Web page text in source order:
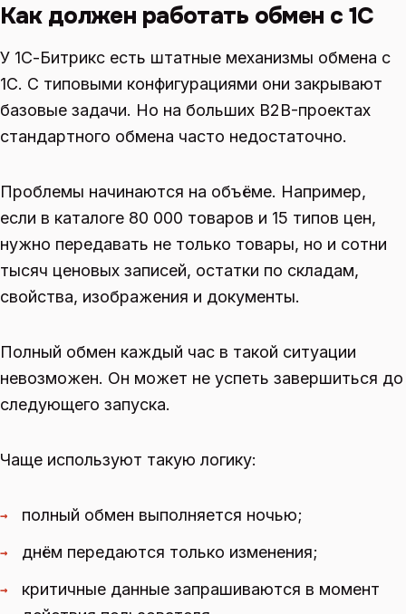
Как должен работать обмен с 1С
У 1С-Битрикс есть штатные механизмы обмена с
1С. С типовыми конфигурациями они закрывают
базовые задачи. Но на больших B2B-проектах
стандартного обмена часто недостаточно.
Проблемы начинаются на объёме. Например,
если в каталоге 80 000 товаров и 15 типов цен,
нужно передавать не только товары, но и сотни
тысяч ценовых записей, остатки по складам,
свойства, изображения и документы.
Полный обмен каждый час в такой ситуации
невозможен. Он может не успеть завершиться до
следующего запуска.
Чаще используют такую логику:
→ полный обмен выполняется ночью;
→ днём передаются только изменения;
→
критичные данные запрашиваются в момент